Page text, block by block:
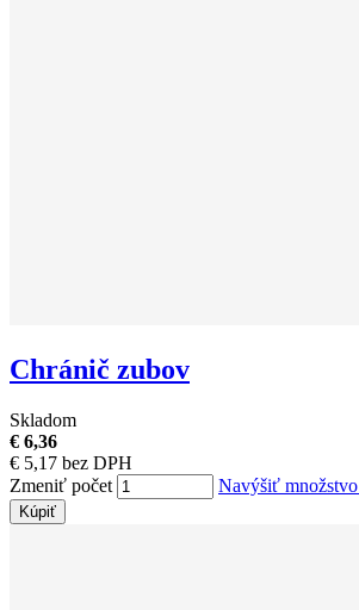
Chránič zubov
Skladom
€ 6,36
€ 5,17 bez DPH
Zmeniť počet
Navýšiť množstvo
Kúpiť